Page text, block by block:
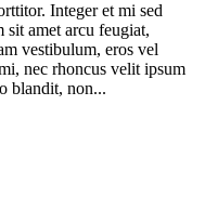
Integer et mi sed
amet arcu feugiat,
vestibulum, eros vel
nec rhoncus velit ipsum
blandit, non...